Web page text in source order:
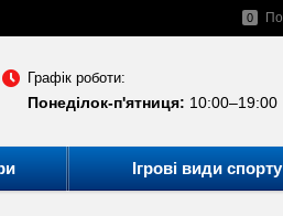
0
Графік роботи:
Понеділок-п'ятниця: 10:00–19:00
Ігрові види спорту